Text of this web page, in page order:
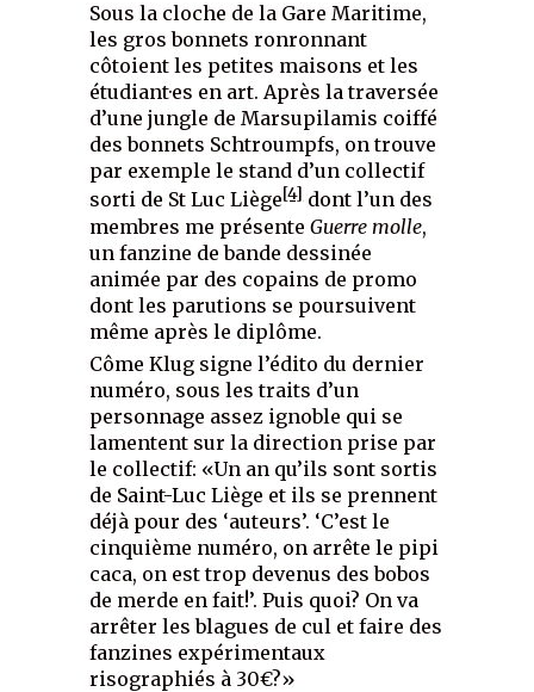
Sous la cloche de la Gare Maritime,
les gros bonnets ronronnant
côtoient les petites maisons et les
étudiant·es en art. Après la traversée
d’une jungle de Marsupilamis coiffé
des bonnets Schtroumpfs, on trouve
par exemple le stand d’un collectif
sorti de St Luc Liège[4]dont l’un des
membres me présenteGuerre molle,
un fanzine de bande dessinée
animée par des copains de promo
dont les parutions se poursuivent
même après le diplôme.
Côme Klug signe l’édito du dernier
numéro, sous les traits d’un
personnage assez ignoble qui se
lamentent sur la direction prise par
le collectif: «Un an qu’ils sont sortis
de Saint-Luc Liège et ils se prennent
déjà pour des ‘auteurs’. ‘C’est le
cinquième numéro, on arrête le pipi
caca, on est trop devenus des bobos
de merde en fait!’. Puis quoi? On va
arrêter les blagues de cul et faire des
fanzines expérimentaux
risographiés à 30€?»